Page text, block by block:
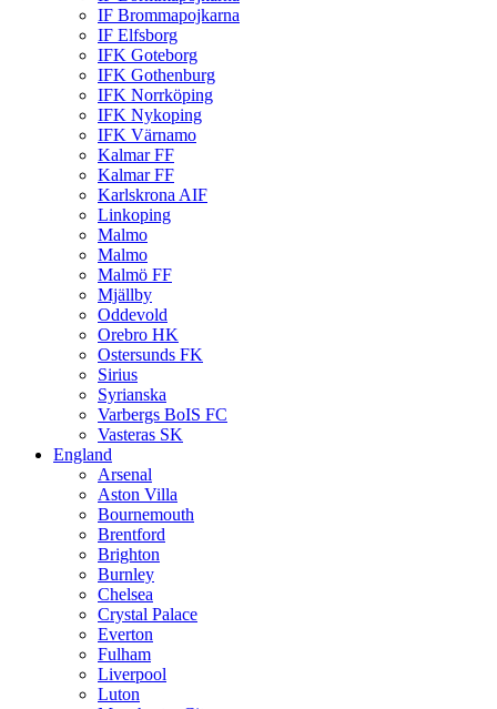
IF Brommapojkarna
IF Elfsborg
IFK Goteborg
IFK Gothenburg
IFK Norrköping
IFK Nykoping
IFK Värnamo
Kalmar FF
Kalmar FF
Karlskrona AIF
Linkoping
Malmo
Malmo
Malmö FF
Mjällby
Oddevold
Orebro HK
Ostersunds FK
Sirius
Syrianska
Varbergs BoIS FC
Vasteras SK
England
Arsenal
Aston Villa
Bournemouth
Brentford
Brighton
Burnley
Chelsea
Crystal Palace
Everton
Fulham
Liverpool
Luton